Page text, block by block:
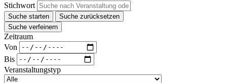
Stichwort
Suche starten
Suche zurücksetzen
Suche verfeinern
Zeitraum
Von
Bis
Veranstaltungstyp